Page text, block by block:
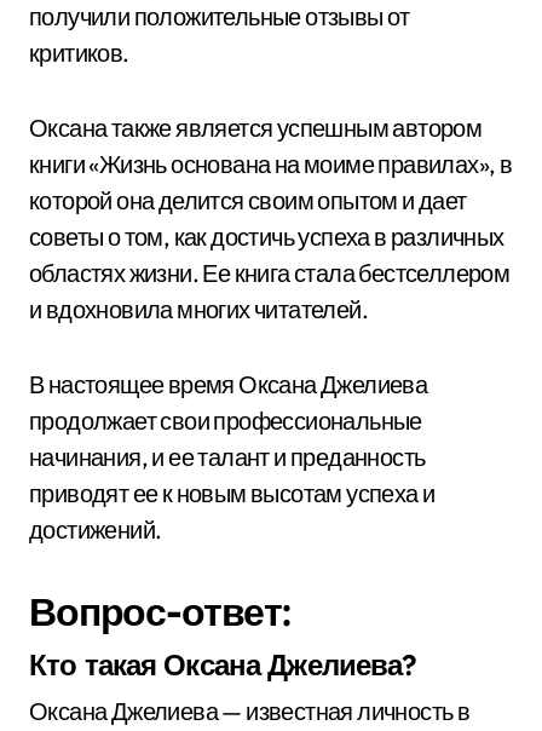
получили положительные отзывы от
критиков.
Оксана также является успешным автором
книги «Жизнь основана на моиме правилах», в
которой она делится своим опытом и дает
советы о том, как достичь успеха в различных
областях жизни. Ее книга стала бестселлером
и вдохновила многих читателей.
В настоящее время Оксана Джелиева
продолжает свои профессиональные
начинания, и ее талант и преданность
приводят ее к новым высотам успеха и
достижений.
Вопрос-ответ:
Кто такая Оксана Джелиева?
Оксана Джелиева — известная личность в